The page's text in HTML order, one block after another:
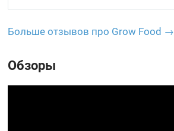
Больше отзывов про Grow Food →
Обзоры